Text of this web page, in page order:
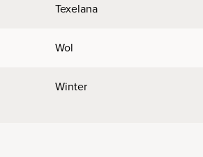
Texelana
Wol
Winter